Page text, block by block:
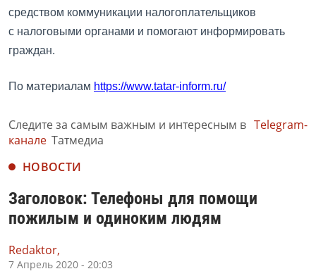
средством коммуникации налогоплательщиков
с налоговыми органами и помогают информировать
граждан.
По материалам https://www.tatar-inform.ru/
Следите за самым важным и интересным в Telegram-
канале Татмедиа
НОВОСТИ
Заголовок: Телефоны для помощи
пожилым и одиноким людям
Redaktor,
7 Апрель 2020 - 20:03